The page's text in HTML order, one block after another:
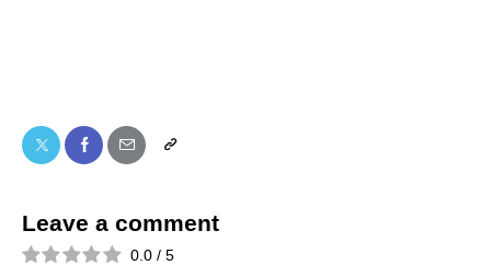
Leave a comment
0.0 / 5